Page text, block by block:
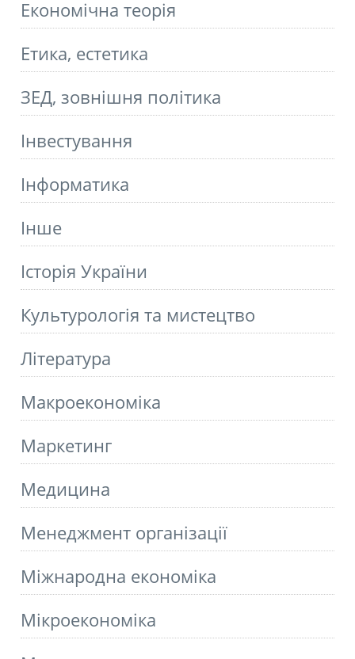
Економічна теорія
Етика, естетика
ЗЕД, зовнішня політика
Інвестування
Інформатика
Інше
Історія України
Культурологія та мистецтво
Літературa
Макроекономіка
Маркетинг
Медицина
Менеджмент організації
Міжнародна економіка
Мікроекономіка